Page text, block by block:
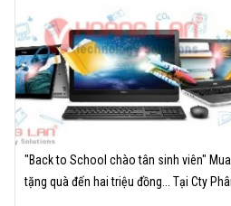
"Back to School chào tân sinh viên"
tặng quà đến hai triệu đồng... Tại Cty